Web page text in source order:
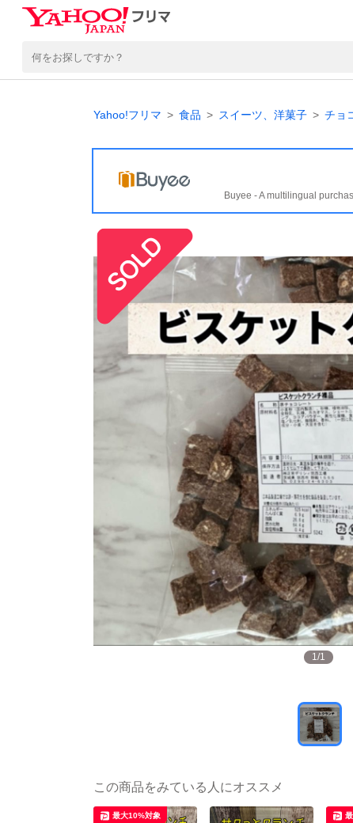
Yahoo!フリマ 食品 スイーツ、洋菓子 チョ
Buyee - A multilingual
1/1
この商品をみている人にオススメ
最大10%対象